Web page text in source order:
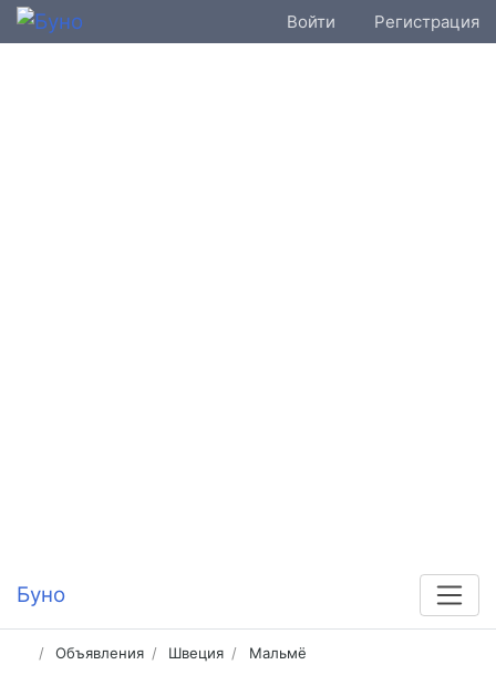
Войти Регистрация
Буно
Объявления Швеция Мальмё